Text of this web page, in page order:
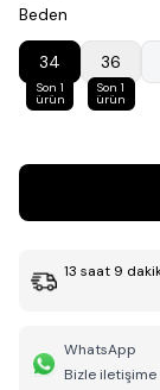
Beden
34
Son 1
ürün
36
Son 1
ürün
13 saat 9
WhatsApp
Bizle iletişime